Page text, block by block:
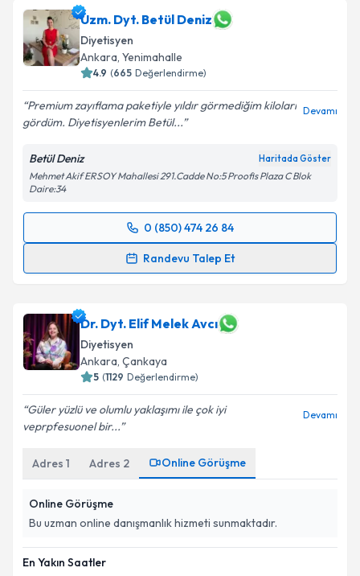
Uzm. Dyt. Betül Deniz
Diyetisyen
Ankara, Yenimahalle
4.9 (665 Değerlendirme)
Premium zayıflama paketiyle yıldır görmediğim kiloları
gördüm. Diyetisyenlerim Betül...
Devamı
Betül Deniz Haritada Göster
Mehmet Akif ERSOY Mahallesi 291.Cadde No:5 Proofis Plaza C Blok
Daire:34
0 (850) 474 26 84
Randevu Talep Et
Randevu Takvimi Talebi
takvim hazırlandığında e-posta ile bilgilendireceğiz.
E-posta Adresiniz
Kişisel verilerimin işlenmesine ilişkin
kapsamda işlenmesini kabul ediyorum.
Takvim Talebini Gönder
Dr. Dyt. Elif Melek Avcı
Diyetisyen
Ankara, Çankaya
5 (1129 Değerlendirme)
Güler yüzlü ve olumlu yaklaşımı ile çok iyi
veprpfesuonel bir...
Devamı
Adres 1 Adres 2 Online Görüşme
Online Görüşme
Bu uzman online danışmanlık hizmeti sunmaktadır.
En Yakın Saatler